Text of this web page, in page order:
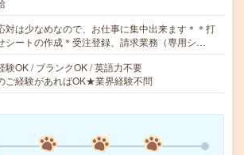
対は少なめなので、お仕事に集中出来ます＊＊打
シートの作成＊受注登録、請求業務（専用シ…
験OK / ブランクOK / 英語力不要
ご経験があればOK★業界経験不問